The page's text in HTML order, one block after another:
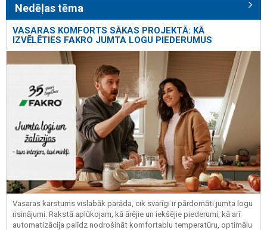
Nedēļas tēma
VASARAS KOMFORTS SĀKAS PROJEKTĀ: KĀ
IZVĒLĒTIES FAKRO JUMTA LOGU PIEDERUMUS
Vasaras karstums vislabāk parāda, cik svarīgi ir pārdomāti jumta logu
risinājumi. Rakstā aplūkojam, kā ārējie un iekšējie piederumi, kā arī
automatizācija palīdz nodrošināt komfortablu temperatūru, optimālu